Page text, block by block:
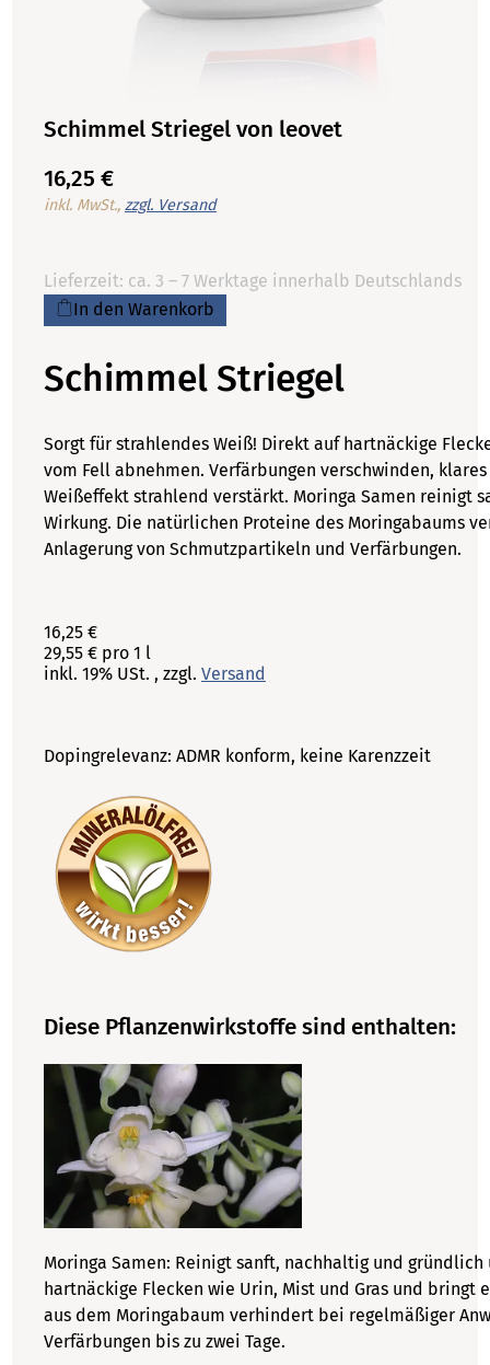
Schimmel Striegel von leovet
16,25 €
inkl. MwSt., zzgl. Versand
Lieferzeit: ca. 3 – 7 Werktage innerhalb Deutschlands
In den Warenkorb
Schimmel Striegel
Sorgt für strahlendes Weiß! Direkt auf hartnäckige
vom Fell abnehmen. Verfärbungen verschwinden,
Weißeffekt strahlend verstärkt. Moringa Samen reinigt
Wirkung. Die natürlichen Proteine des Moringabaums
Anlagerung von Schmutzpartikeln und Verfärbungen.
16,25 €
29,55 € pro 1 l
inkl. 19% USt. , zzgl. Versand
Dopingrelevanz: ADMR konform, keine Karenzzeit
Diese Pflanzenwirkstoffe sind enthalten:
Moringa Samen: Reinigt sanft, nachhaltig und
hartnäckige Flecken wie Urin, Mist und Gras und
aus dem Moringabaum verhindert bei regelmäßiger
Verfärbungen bis zu zwei Tage.